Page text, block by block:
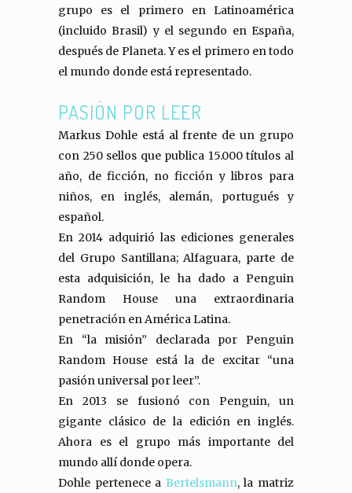
grupo es el primero en Latinoamérica
(incluido Brasil) y el segundo en España,
después de Planeta. Y es el primero en todo
el mundo donde está representado.
PASIÓN POR LEER
Markus Dohle está al frente de un grupo
con 250 sellos que publica 15.000 títulos al
año, de ficción, no ficción y libros para
niños, en inglés, alemán, portugués y
español.
En 2014 adquirió las ediciones generales
del Grupo Santillana; Alfaguara, parte de
esta adquisición, le ha dado a Penguin
Random House una extraordinaria
penetración en América Latina.
En “la misión” declarada por Penguin
Random House está la de excitar “una
pasión universal por leer”.
En 2013 se fusionó con Penguin, un
gigante clásico de la edición en inglés.
Ahora es el grupo más importante del
mundo allí donde opera.
Dohle pertenece a Bertelsmann, la matriz